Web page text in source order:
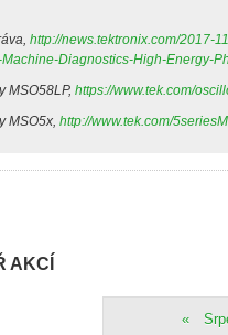
http://news.tektronix.com/2017-
Diagnostics-High-Energy-
MSO58LP, https://www.tek.com/
MSO5x, http://www.tek.com/
AKCÍ
«